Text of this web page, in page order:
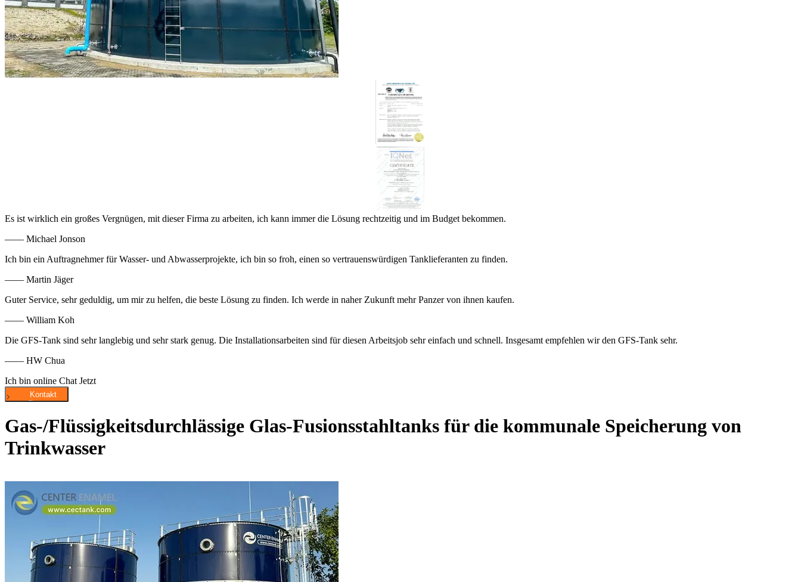
Es ist wirklich ein großes Vergnügen, mit dieser Firma zu arbeiten, ich kann immer die Lösung rechtzeitig und im Budget bekommen.
—— Michael Jonson
Ich bin ein Auftragnehmer für Wasser- und Abwasserprojekte, ich bin so froh, einen so vertrauenswürdigen Tanklieferanten zu finden.
—— Martin Jäger
Guter Service, sehr geduldig, um mir zu helfen, die beste Lösung zu finden. Ich werde in naher Zukunft mehr Panzer von ihnen kaufen.
—— William Koh
Die GFS-Tank sind sehr langlebig und sehr stark genug. Die Installationsarbeiten sind für diesen Arbeitsjob sehr einfach und schnell. Insgesamt empfehlen wir den GFS-Tank sehr.
—— HW Chua
Ich bin online Chat Jetzt
Gas-/Flüssigkeitsdurchlässige Glas-Fusionsstahltanks für die kommunale Speicherung von
Trinkwasser